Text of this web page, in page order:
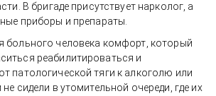
В бригаде присутствует нарколог, а
приборы и препараты.
больного человека комфорт, который
реабилитироваться и
патологической тяги к алкоголю или
сидели в утомительной очереди, где их